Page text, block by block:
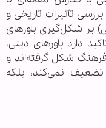
تأثیرات تاریخی و
بر شکل‌گیری باورهای
دارد باورهای دینی،
فرهنگ شکل گرفته‌اند و
تضعیف نمی‌کند، بلکه